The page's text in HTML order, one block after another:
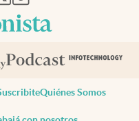
Quiénes Somos